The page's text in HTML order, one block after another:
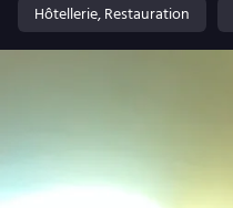
Hôtellerie, Restauration